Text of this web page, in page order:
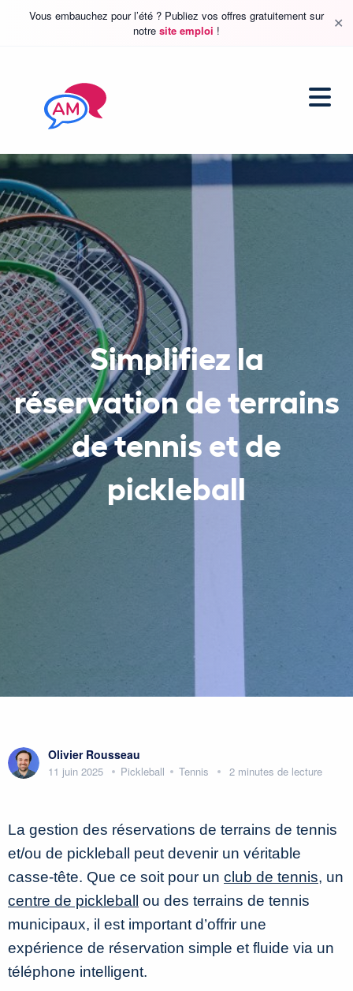
Vous embauchez pour l’été ? Publiez vos offres gratuitement sur
notre site emploi ! ✕
Simplifiez la
réservation de terrains
de tennis et de
pickleball
Olivier Rousseau
11 juin 2025 Pickleball Tennis 2 minutes de lecture
La gestion des réservations de terrains de tennis
et/ou de pickleball peut devenir un véritable
casse-tête. Que ce soit pour un club de tennis, un
centre de pickleball
ou des terrains de tennis
municipaux, il est important d’offrir une
expérience de réservation simple et fluide via un
téléphone intelligent.